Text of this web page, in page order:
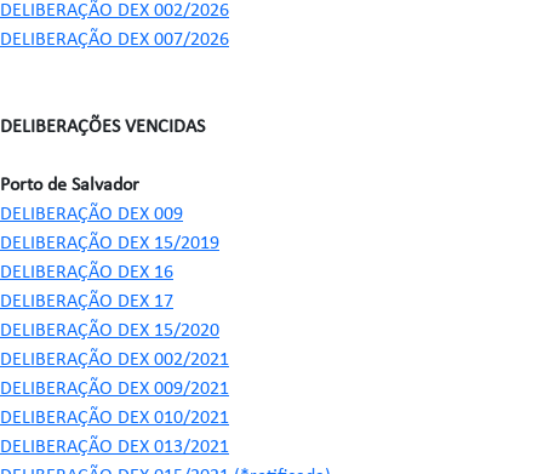
DELIBERAÇÃO DEX 002/2026
DELIBERAÇÃO DEX 007/2026
DELIBERAÇÕES VENCIDAS
Porto de Salvador
DELIBERAÇÃO DEX 009
DELIBERAÇÃO DEX 15/2019
DELIBERAÇÃO DEX 16
DELIBERAÇÃO DEX 17
DELIBERAÇÃO DEX 15/2020
DELIBERAÇÃO DEX 002/2021
DELIBERAÇÃO DEX 009/2021
DELIBERAÇÃO DEX 010/2021
DELIBERAÇÃO DEX 013/2021